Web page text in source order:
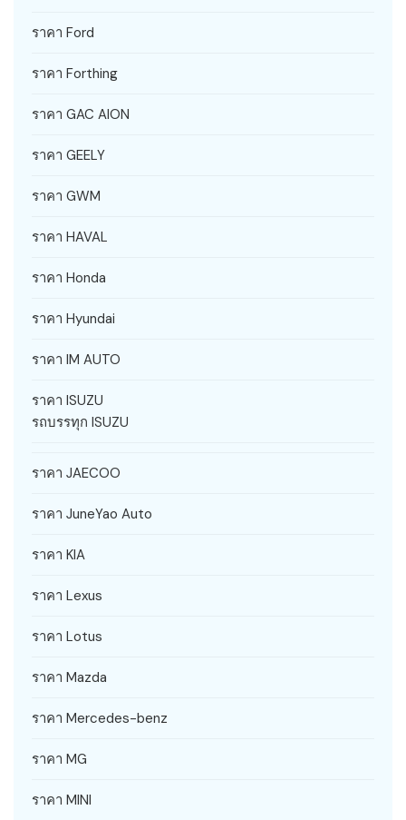
ราคา Ford
ราคา Forthing
ราคา GAC AION
ราคา GEELY
ราคา GWM
ราคา HAVAL
ราคา Honda
ราคา Hyundai
ราคา IM AUTO
ราคา ISUZU
รถบรรทุก ISUZU
ราคา JAECOO
ราคา JuneYao Auto
ราคา KIA
ราคา Lexus
ราคา Lotus
ราคา Mazda
ราคา Mercedes-benz
ราคา MG
ราคา MINI